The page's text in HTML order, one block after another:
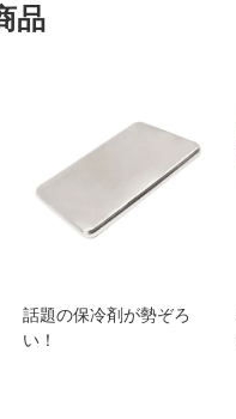
品
話題の保冷剤が勢ぞろ
い！